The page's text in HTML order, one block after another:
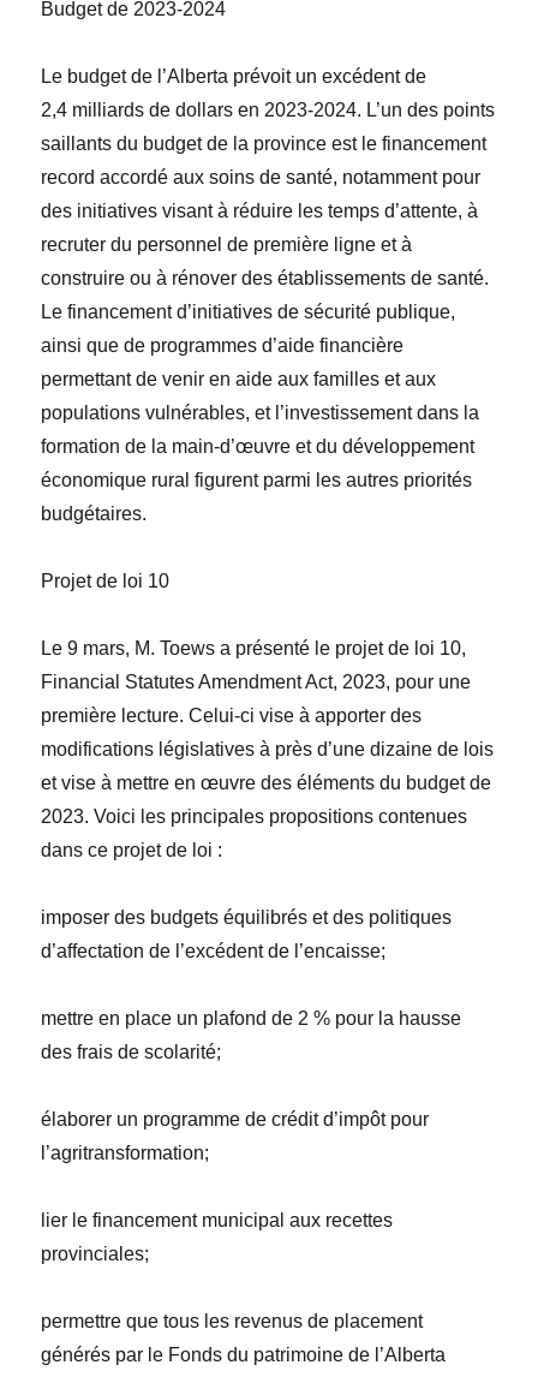
Budget de 2023-2024
Le budget de l’Alberta prévoit un excédent de
2,4 milliards de dollars en 2023-2024. L’un des points
saillants du budget de la province est le financement
record accordé aux soins de santé, notamment pour
des initiatives visant à réduire les temps d’attente, à
recruter du personnel de première ligne et à
construire ou à rénover des établissements de santé.
Le financement d’initiatives de sécurité publique,
ainsi que de programmes d’aide financière
permettant de venir en aide aux familles et aux
populations vulnérables, et l’investissement dans la
formation de la main-d’œuvre et du développement
économique rural figurent parmi les autres priorités
budgétaires.
Projet de loi 10
Le 9 mars, M. Toews a présenté le projet de loi 10,
Financial Statutes Amendment Act, 2023, pour une
première lecture. Celui-ci vise à apporter des
modifications législatives à près d’une dizaine de lois
et vise à mettre en œuvre des éléments du budget de
2023. Voici les principales propositions contenues
dans ce projet de loi :
imposer des budgets équilibrés et des politiques
d’affectation de l’excédent de l’encaisse;
mettre en place un plafond de 2 % pour la hausse
des frais de scolarité;
élaborer un programme de crédit d’impôt pour
l’agritransformation;
lier le financement municipal aux recettes
provinciales;
permettre que tous les revenus de placement
générés par le Fonds du patrimoine de l’Alberta